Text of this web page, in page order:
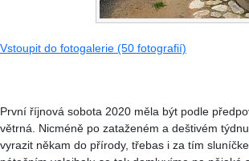
Vstoupit do fotogalerie (50 fotografií)
První říjnová sobota 2020 měla být podle
větrná. Nicméně po zataženém a deštivém
vyrazit někam do přírody, třebas i za tím